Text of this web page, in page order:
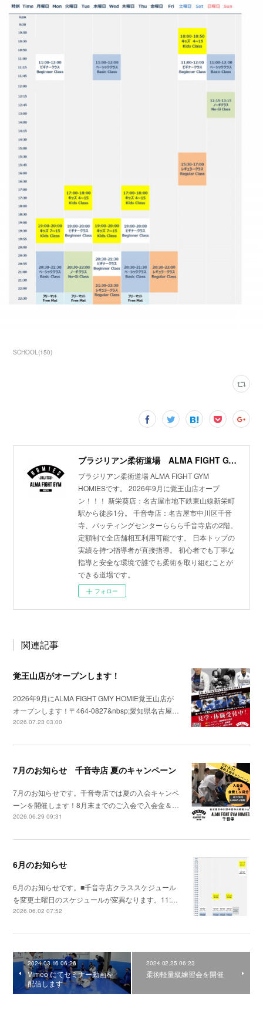
SCHOOL(150)
ブラジリアン柔術道場 ALMA FIGHT GYM HOMIES(ホーミーズ)
ブラジリアン柔術道場 ALMA FIGHT GYM
HOMIESです。 2026年9月に覚王山店オープ
ン！！！ 新栄葵店：名古屋市地下鉄東山線新栄町
駅から徒歩1分。 千音寺店：名古屋市中川区千音
寺、バッティングセンターららら千音寺店の2階。
定額制で全店舗相互利用可能です。 日本トップの
実績を持つ指導者が直接指導。 初心者でも丁寧な
指導と安全な環境で誰でも柔術を取り組むことが
できる道場です。
フォロー
関連記事
覚王山店がオープンします！
2026年9月にALMA FIGHT GMY HOMIE覚王山店が
オープンします！〒464-0827&nbsp;愛知県名古屋…
2026.07.23 03:00
7月のお知らせ 千音寺店 夏のキャンペーン
7月のお知らせです。千音寺店では夏の入会キャンペ
ーンを開催します！8月末までのご入会で入会金＆…
2026.06.29 09:31
6月のお知らせ
6月のお知らせです。■千音寺店クラススケジュール
を変更土曜日のスケジュールが変異なります。11:…
2026.06.02 07:52
2024.03.16 06:26
Vimeo にてセミナー動画を
配信します
2024.02.25 06:23
柔術軽量級練習会を開催